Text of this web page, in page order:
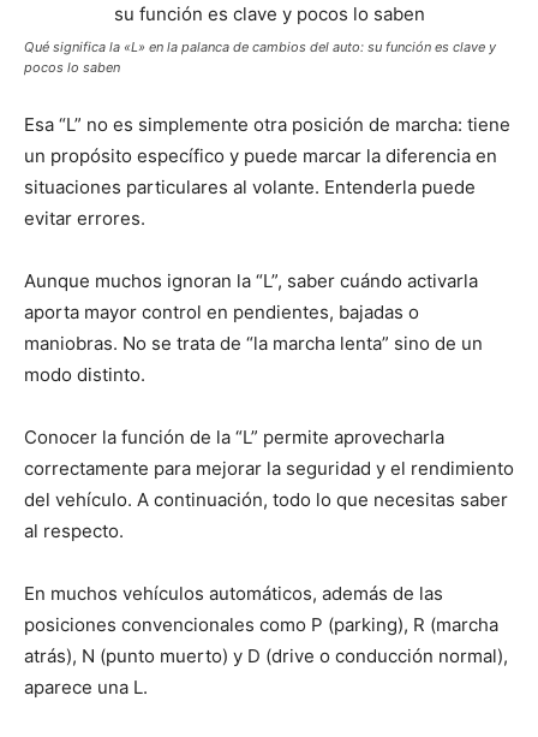
Qué significa la «L» en la palanca de cambios del auto: su función es clave y
pocos lo saben
Esa “L” no es simplemente otra posición de marcha: tiene
un propósito específico y puede marcar la diferencia en
situaciones particulares al volante. Entenderla puede
evitar errores.
Aunque muchos ignoran la “L”, saber cuándo activarla
aporta mayor control en pendientes, bajadas o
maniobras. No se trata de “la marcha lenta” sino de un
modo distinto.
Conocer la función de la “L” permite aprovecharla
correctamente para mejorar la seguridad y el rendimiento
del vehículo. A continuación, todo lo que necesitas saber
al respecto.
En muchos vehículos automáticos, además de las
posiciones convencionales como P (parking), R (marcha
atrás), N (punto muerto) y D (drive o conducción normal),
aparece una L.